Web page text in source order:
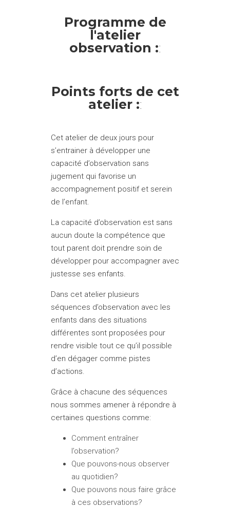
Programme de
l'atelier
observation ::
Points forts de cet
atelier ::
Cet atelier de deux jours pour
s’entrainer à développer une
capacité d’observation sans
jugement qui favorise un
accompagnement positif et serein
de l’enfant.
La capacité d’observation est sans
aucun doute la compétence que
tout parent doit prendre soin de
développer pour accompagner avec
justesse ses enfants.
Dans cet atelier plusieurs
séquences d’observation avec les
enfants dans des situations
différentes sont proposées pour
rendre visible tout ce qu’il possible
d’en dégager comme pistes
d’actions.
Grâce à chacune des séquences
nous sommes amener à répondre à
certaines questions comme:
Comment entraîner
l’observation?
Que pouvons-nous observer
au quotidien?
Que pouvons nous faire grâce
à ces observations?